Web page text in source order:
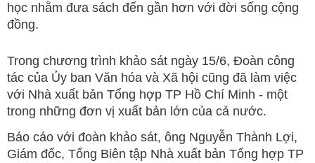
học nhằm đưa sách đến gần hơn với đời sống cộng
đồng.
Trong chương trình khảo sát ngày 15/6, Đoàn công
tác của Ủy ban Văn hóa và Xã hội cũng đã làm việc
với Nhà xuất bản Tổng hợp TP Hồ Chí Minh - một
trong những đơn vị xuất bản lớn của cả nước.
Báo cáo với đoàn khảo sát, ông Nguyễn Thành Lợi,
Giám đốc, Tổng Biên tập Nhà xuất bản Tổng hợp TP